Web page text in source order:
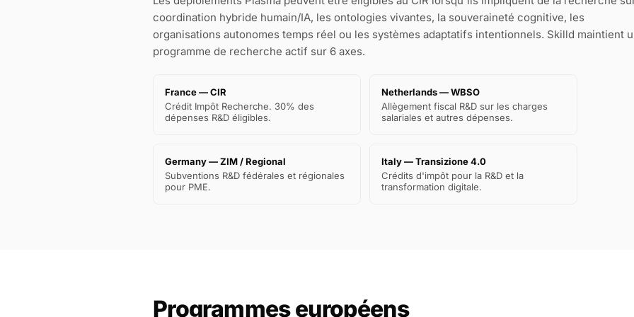
coordination hybride humain/IA, les ontologies vivantes, la souveraineté cognitive, les
organisations autonomes temps réel ou les systèmes adaptatifs intentionnels. Skilld maintient
programme de recherche actif sur 6 axes.
France — CIR
Crédit Impôt Recherche. 30% des
dépenses R&D éligibles.
Netherlands — WBSO
Allègement fiscal R&D sur les charges
salariales et autres dépenses.
Germany — ZIM / Regional
Subventions R&D fédérales et régionales
pour PME.
Italy — Transizione 4.0
Crédits d'impôt pour la R&D et la
transformation digitale.
Programmes européens